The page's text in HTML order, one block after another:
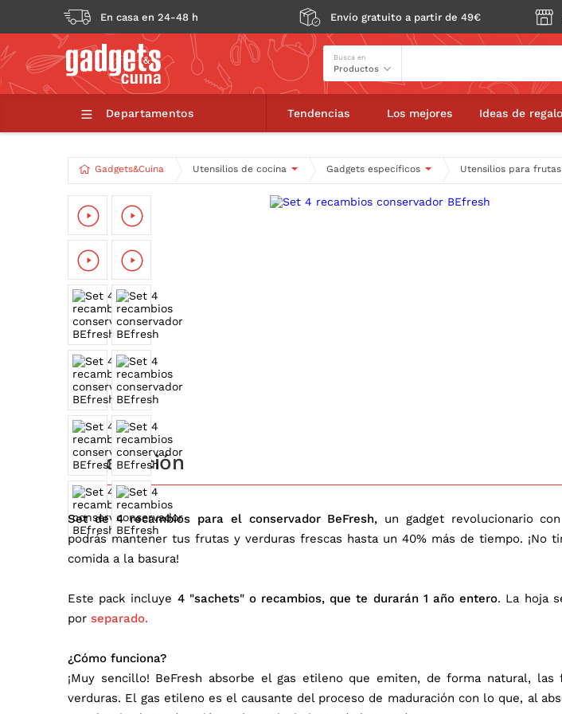
En casa en 24-48 h Envío gratuito a partir de 49€
Busca en
Departamentos Tendencias Los mejores Ideas de regalo
Gadgets&Cuina Utensilios de cocina Gadgets específicos Utensilios para
Set 4 recambios conservador BEfresh
Descripción
Set de 4 recambios para el conservador BeFresh, un gadget revolucionario
podrás mantener tus frutas y verduras frescas hasta un 40% más de tiempo. ¡No
comida a la basura!
Este pack incluye 4 "sachets" o recambios, que te durarán 1 año entero. La hoja
por separado.
¿Cómo funciona?
¡Muy sencillo! BeFresh absorbe el gas etileno que emiten, de forma natural, las
verduras. El gas etileno es el causante del proceso de maduración con lo que, al